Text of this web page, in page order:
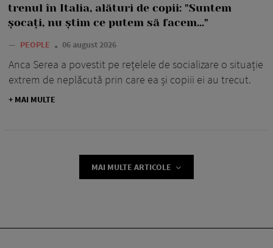
trenul în Italia, alături de copii: "Suntem
șocați, nu știm ce putem să facem..."
— PEOPLE 06 august 2026
Anca Serea a povestit pe rețelele de socializare o situație
extrem de neplăcută prin care ea și copiii ei au trecut.
+ MAI MULTE
MAI MULTE ARTICOLE